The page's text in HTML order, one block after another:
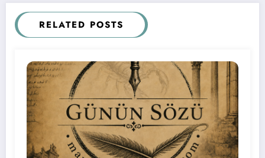
RELATED POSTS